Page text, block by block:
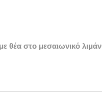
με θέα στο μεσαιωνικό